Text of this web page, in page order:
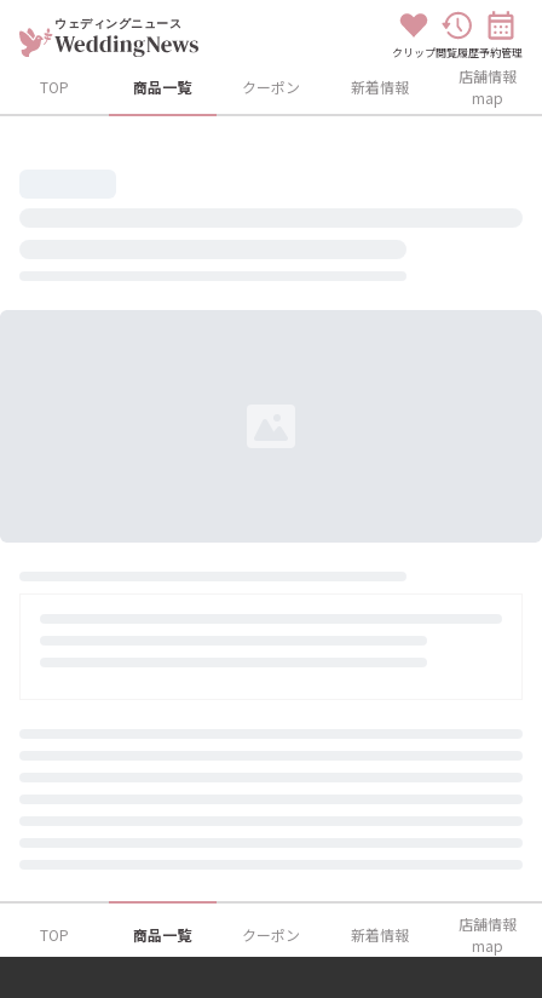
ウェディングニュース
クリップ閲覧履歴予約管理
TOP 商品一覧 クーポン 新着情報
店舗情報
map
TOP 商品一覧 クーポン 新着情報
店舗情報
map